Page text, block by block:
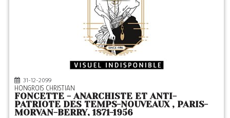
31-12-2099
HONGROIS CHRISTIAN
FONCETTE - ANARCHISTE ET ANTI-
PATRIOTE DES TEMPS-NOUVEAUX , PARIS-
MORVAN-BERRY, 1871-1956